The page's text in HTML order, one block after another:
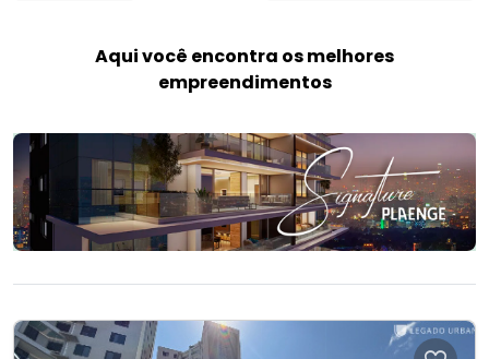
Aqui você encontra os melhores
empreendimentos